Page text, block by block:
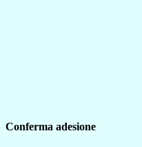
Conferma adesione